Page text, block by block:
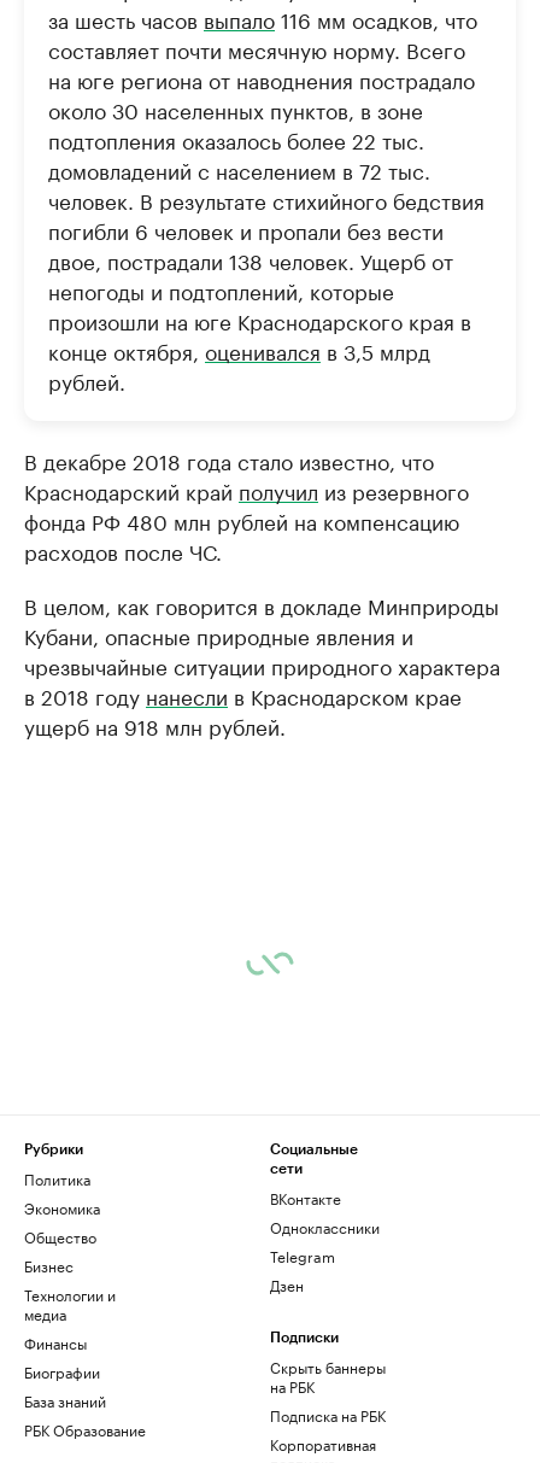
за шесть часов выпало116 мм осадков, что
составляет почти месячную норму. Всего
на юге региона от наводнения пострадало
около 30 населенных пунктов, в зоне
подтопления оказалось более 22 тыс.
домовладений с населением в 72 тыс.
человек. В результате стихийного бедствия
погибли 6 человек и пропали без вести
двое, пострадали 138 человек. Ущерб от
непогоды и подтоплений, которые
произошли на юге Краснодарского края в
конце октября, оценивался в 3,5 млрд
рублей.
В декабре 2018 года стало известно, что
Краснодарский край получил из резервного
фонда РФ 480 млн рублей на компенсацию
расходов после ЧС.
В целом, как говорится в докладе Минприроды
Кубани, опасные природные явления и
чрезвычайные ситуации природного характера
в 2018 году нанесли в Краснодарском крае
ущерб на 918 млн рублей.
Рубрики
Политика
Экономика
Общество
Бизнес
Технологии и
медиа
Финансы
Биографии
База знаний
РБК Образование
Социальные
сети
ВКонтакте
Одноклассники
Telegram
Дзен
Подписки
Скрыть баннеры
на РБК
Подписка на РБК
Корпоративная